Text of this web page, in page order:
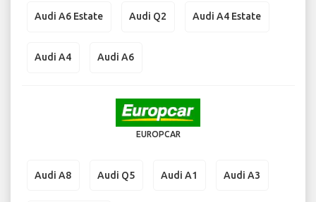
Audi A6 Estate Audi Q2 Audi A4 Estate
Audi A4 Audi A6
EUROPCAR
Audi A8 Audi Q5 Audi A1 Audi A3